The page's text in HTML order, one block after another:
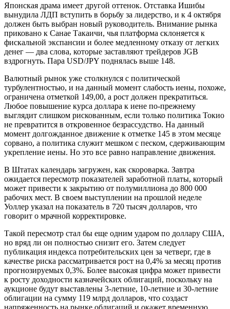
Японская драма имеет другой оттенок. Отставка Ишибы
вынудила ЛДП вступить в борьбу за лидерство, и к 4 октября
должен быть выбран новый руководитель. Внимание рынка
приковано к Санае Такаичи, чья платформа склоняется к
фискальной экспансии и более медленному отказу от легких
денег — два слова, которые заставляют трейдеров JGB
вздрогнуть. Пара USD/JPY поднялась выше 148.
Валютный рынок уже столкнулся с политической
турбулентностью, и на данный момент слабость иены, похоже,
ограничена отметкой 149,00, а рост должен прекратиться.
Любое повышение курса доллара к иене по-прежнему
выглядит слишком рискованным, если только политика Токио
не превратится в откровенное безрассудство. На данный
момент долгожданное движение к отметке 145 в этом месяце
сорвано, а политика служит мешком с песком, сдерживающим
укрепление иены. Но это все равно направление движения.
В Штатах календарь загружен, как скороварка. Завтра
ожидается пересмотр показателей заработной платы, который
может привести к закрытию от полумиллиона до 800 000
рабочих мест. В своем выступлении на прошлой неделе
Уоллер указал на показатель в 720 тысяч долларов, что
говорит о мрачной корректировке.
Такой пересмотр стал бы еще одним ударом по доллару США,
но вряд ли он полностью снизит его. Затем следует
публикация индекса потребительских цен за четверг, где в
качестве риска рассматривается рост на 0,4% за месяц против
прогнозируемых 0,3%. Более высокая цифра может привести
к росту доходности казначейских облигаций, поскольку на
аукционе будут выставлены 3-летние, 10-летние и 30-летние
облигации на сумму 119 млрд долларов, что создаст
напряженность на рынке облигаций и окажет временную